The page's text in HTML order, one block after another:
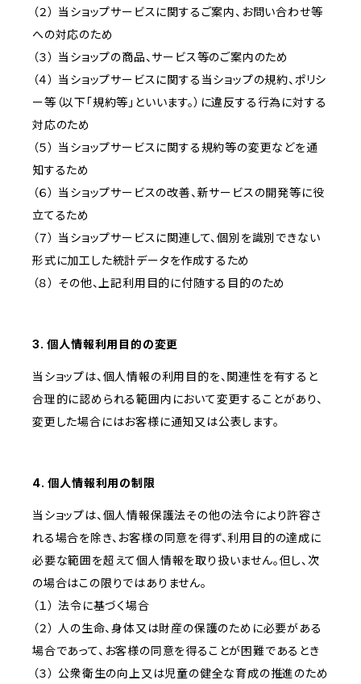
（２） 当ショップサービスに関するご案内、お問い合わせ等
への対応のため
（３） 当ショップの商品、サービス等のご案内のため
（４） 当ショップサービスに関する当ショップの規約、ポリシ
ー等（以下「規約等」といいます。）に違反する行為に対する
対応のため
（５） 当ショップサービスに関する規約等の変更などを通
知するため
（６） 当ショップサービスの改善、新サービスの開発等に役
立てるため
（７） 当ショップサービスに関連して、個別を識別できない
形式に加工した統計データを作成するため
（８） その他、上記利用目的に付随する目的のため
3. 個人情報利用目的の変更
当ショップは、個人情報の利用目的を、関連性を有すると
合理的に認められる範囲内において変更することがあり、
変更した場合にはお客様に通知又は公表します。
4. 個人情報利用の制限
当ショップは、個人情報保護法その他の法令により許容さ
れる場合を除き、お客様の同意を得ず、利用目的の達成に
必要な範囲を超えて個人情報を取り扱いません。但し、次
の場合はこの限りではありません。
（１） 法令に基づく場合
（２） 人の生命、身体又は財産の保護のために必要がある
場合であって、お客様の同意を得ることが困難であるとき
（３） 公衆衛生の向上又は児童の健全な育成の推進のため